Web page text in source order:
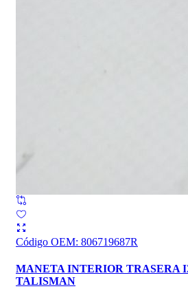
Código OEM: 806719687R
MANETA INTERIOR TRASERA
TALISMAN